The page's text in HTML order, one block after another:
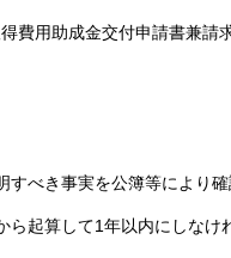
費用助成金交付申請書兼
すべき事実を公簿等により
起算して1年以内にしなけ